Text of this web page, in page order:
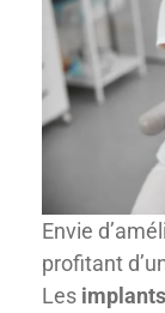
Envie
profitant
Les